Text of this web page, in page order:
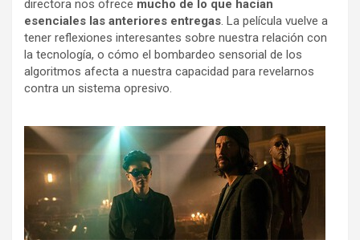
directora nos ofrece mucho de lo que hacían
esenciales las anteriores entregas. La película vuelve a
tener reflexiones interesantes sobre nuestra relación con
la tecnología, o cómo el bombardeo sensorial de los
algoritmos afecta a nuestra capacidad para revelarnos
contra un sistema opresivo.